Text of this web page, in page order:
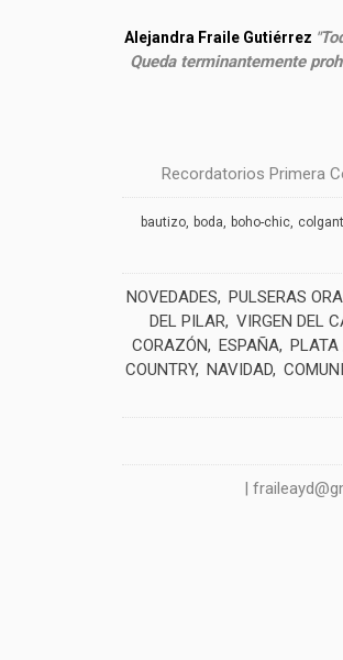
Alejandra Fraile Gutiérrez "
Queda terminantemente
Recordatorios Primera
bautizo boda boho-chic
NOVEDADES PULSERAS
DEL PILAR VIRGEN DEL
CORAZÓN
ESPAÑA PLATA
COUNTRY NAVIDAD
|